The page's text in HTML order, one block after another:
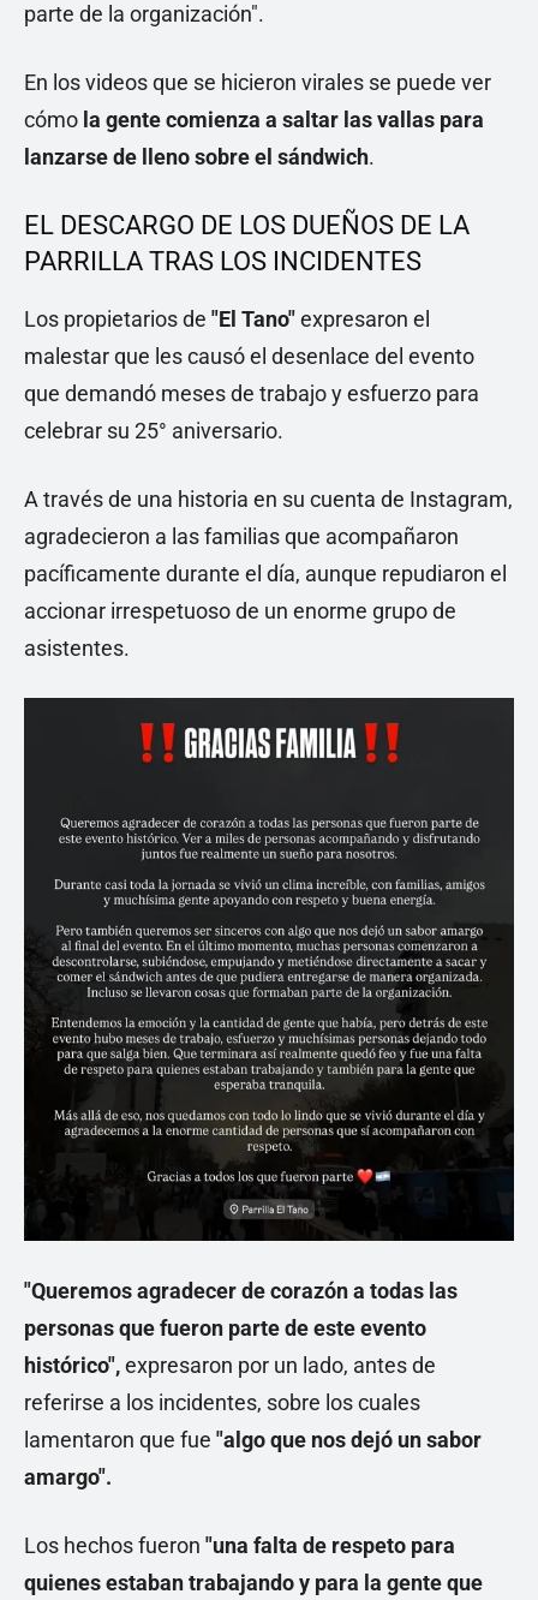
parte de la organización".
En los videos que se hicieron virales se puede ver
cómo la gente comienza a saltar las vallas para
lanzarse de lleno sobre el sándwich.
EL DESCARGO DE LOS DUEÑOS DE LA
PARRILLA TRAS LOS INCIDENTES
Los propietarios de "El Tano"expresaron el
malestar que les causó el desenlace del evento
que demandó meses de trabajo y esfuerzo para
celebrar su 25° aniversario.
A través de una historia en su cuenta de Instagram,
agradecieron a las familias que acompañaron
pacíficamente durante el día, aunque repudiaron el
accionar irrespetuoso de un enorme grupo de
asistentes.
"Queremos agradecer de corazón a todas las
personas que fueron parte de este evento
histórico",expresaron por un lado, antes de
referirse a los incidentes, sobre los cuales
lamentaron que fue "algo que nos dejó un sabor
amargo".
Los hechos fueron "una falta de respeto para
quienes estaban trabajando y para la gente que